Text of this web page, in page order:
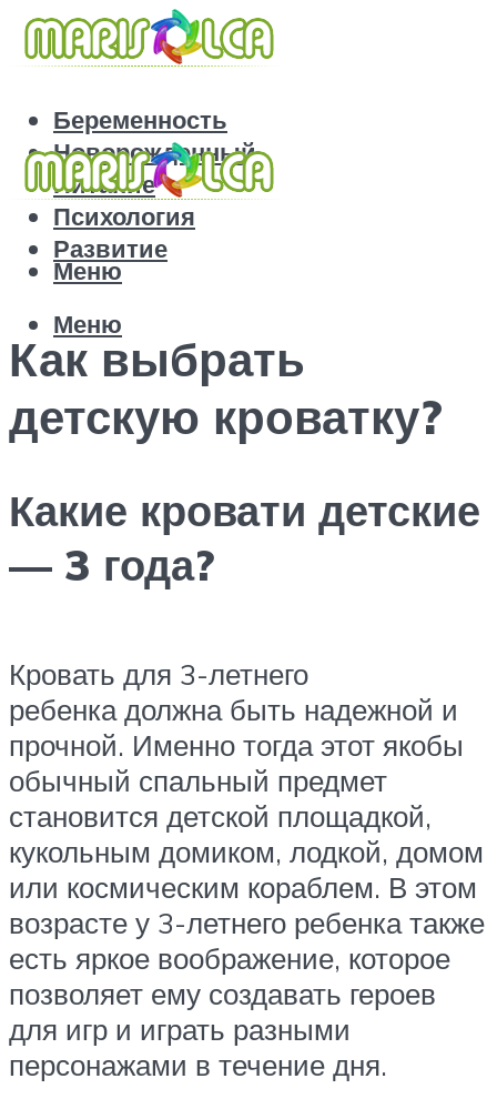
Беременность
Новорожденный
Питание
Психология
Развитие
Меню
Меню
Как выбрать
детскую кроватку?
Какие кровати детские
— 3 года?
Кровать для 3-летнего
ребенка должна быть надежной и
прочной. Именно тогда этот якобы
обычный спальный предмет
становится детской площадкой,
кукольным домиком, лодкой, домом
или космическим кораблем. В этом
возрасте у 3-летнего ребенка также
есть яркое воображение, которое
позволяет ему создавать героев
для игр и играть разными
персонажами в течение дня.